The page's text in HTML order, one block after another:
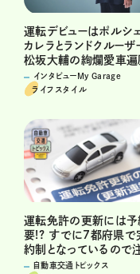
運転デビューはポルシ
カレラとランドクルーザ
松坂大輔の絢爛愛車遍
インタビューMy Garage
ライフスタイル
運転免許の更新には予
要!? すでに7都府県で
約制となっているので注
自動車交通トピックス